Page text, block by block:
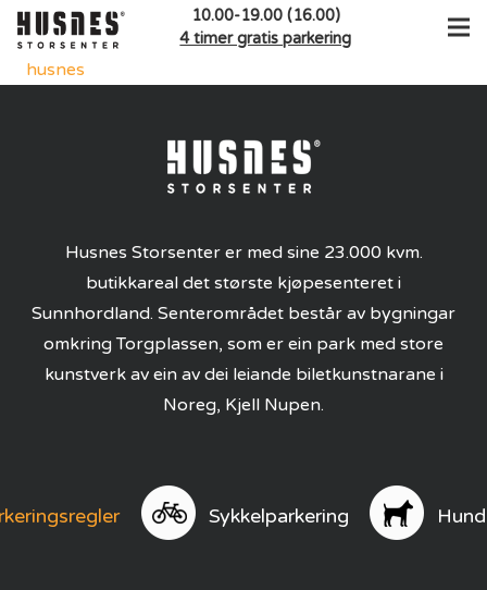
10.00-19.00 (16.00)
4 timer gratis parkering
husnes
Husnes Storsenter er med sine 23.000 kvm.
butikkareal det største kjøpesenteret i
Sunnhordland. Senterområdet består av bygningar
omkring Torgplassen, som er ein park med store
kunstverk av ein av dei leiande biletkunstnarane i
Noreg, Kjell Nupen.
Sykkelparkering